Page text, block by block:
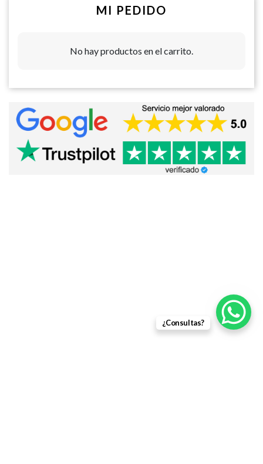
MI PEDIDO
No hay productos en el carrito.
¿Consultas?